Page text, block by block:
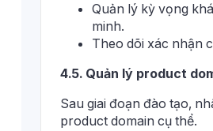
Quản lý kỳ vọng
minh.
Theo dõi xác nhận
4.5. Quản lý product
Sau giai đoạn đào tạo,
product domain cụ thể.